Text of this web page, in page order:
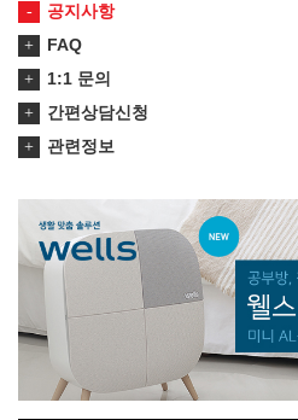
공지사항
FAQ
1:1 문의
간편상담신청
관련정보